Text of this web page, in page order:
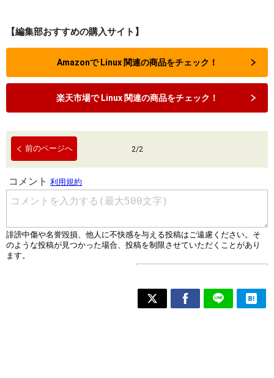
【編集部おすすめの購入サイト】
Amazonで Linux 関連の商品をチェック！
楽天市場で Linux 関連の商品をチェック！
前のページへ 2/2